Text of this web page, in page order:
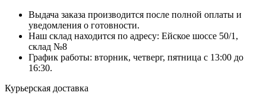
Выдача заказа производится после полной оплаты и
уведомления о готовности.
Наш склад находится по адресу: Ейское шоссе 50/1,
склад №8
График работы: вторник, четверг, пятница с 13:00 до
16:30.
Курьерская доставка